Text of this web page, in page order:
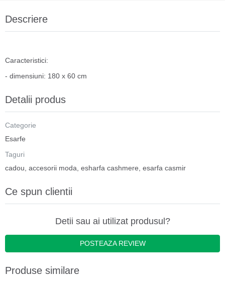
Descriere
Caracteristici:
- dimensiuni: 180 x 60 cm
Detalii produs
Categorie
Esarfe
Taguri
cadou accesorii moda esharfa cashmere esarfa casmir
Ce spun clientii
Detii sau ai utilizat produsul?
POSTEAZA REVIEW
Produse similare